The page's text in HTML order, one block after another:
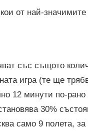
от най-
със същото
игра (те ще
12 минути по-
30%
само 9 полета,